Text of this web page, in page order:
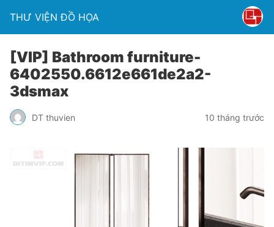
THƯ VIỆN ĐỒ HỌA
[VIP] Bathroom furniture-
6402550.6612e661de2a2-
3dsmax
DT thuvien 10 tháng trước